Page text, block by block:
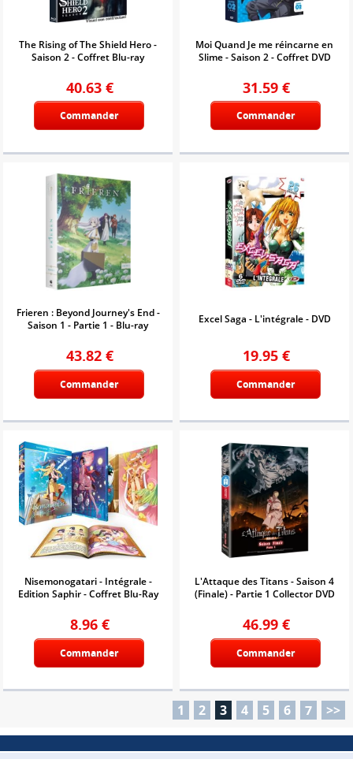
The Rising of The Shield Hero -
Saison 2 - Coffret Blu-ray
40.63 €
Commander
Moi Quand Je me réincarne en
Slime - Saison 2 - Coffret DVD
31.59 €
Commander
Frieren : Beyond Journey's End -
Saison 1 - Partie 1 - Blu-ray
43.82 €
Commander
Excel Saga - L'intégrale - DVD
19.95 €
Commander
Nisemonogatari - Intégrale -
Edition Saphir - Coffret Blu-Ray
8.96 €
Commander
L'Attaque des Titans - Saison 4
(Finale) - Partie 1 Collector DVD
46.99 €
Commander
1 2 3 4 5 6 7 >>